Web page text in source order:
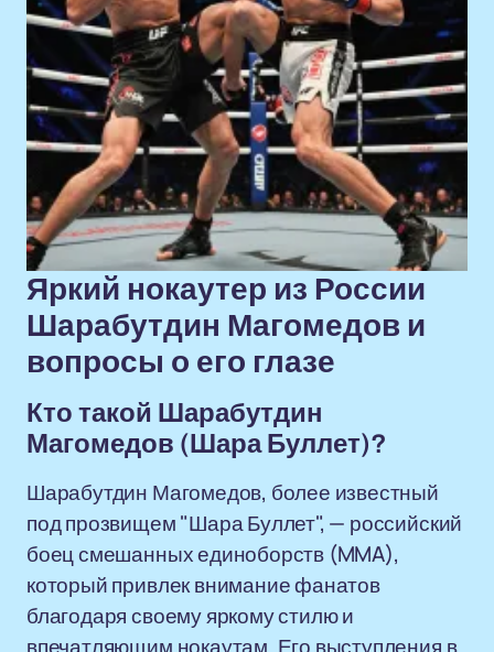
Яркий нокаутер из России
Шарабутдин Магомедов и
вопросы о его глазе
Кто такой Шарабутдин
Магомедов (Шара Буллет)?
Шарабутдин Магомедов, более известный
под прозвищем "Шара Буллет", — российский
боец смешанных единоборств (MMA),
который привлек внимание фанатов
благодаря своему яркому стилю и